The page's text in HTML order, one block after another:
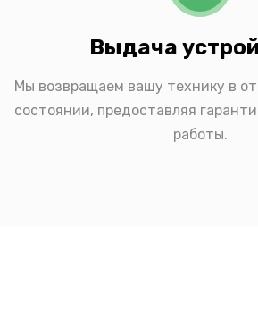
Выдача
Мы возвращаем вашу технику в
состоянии, предоставляя
работы.